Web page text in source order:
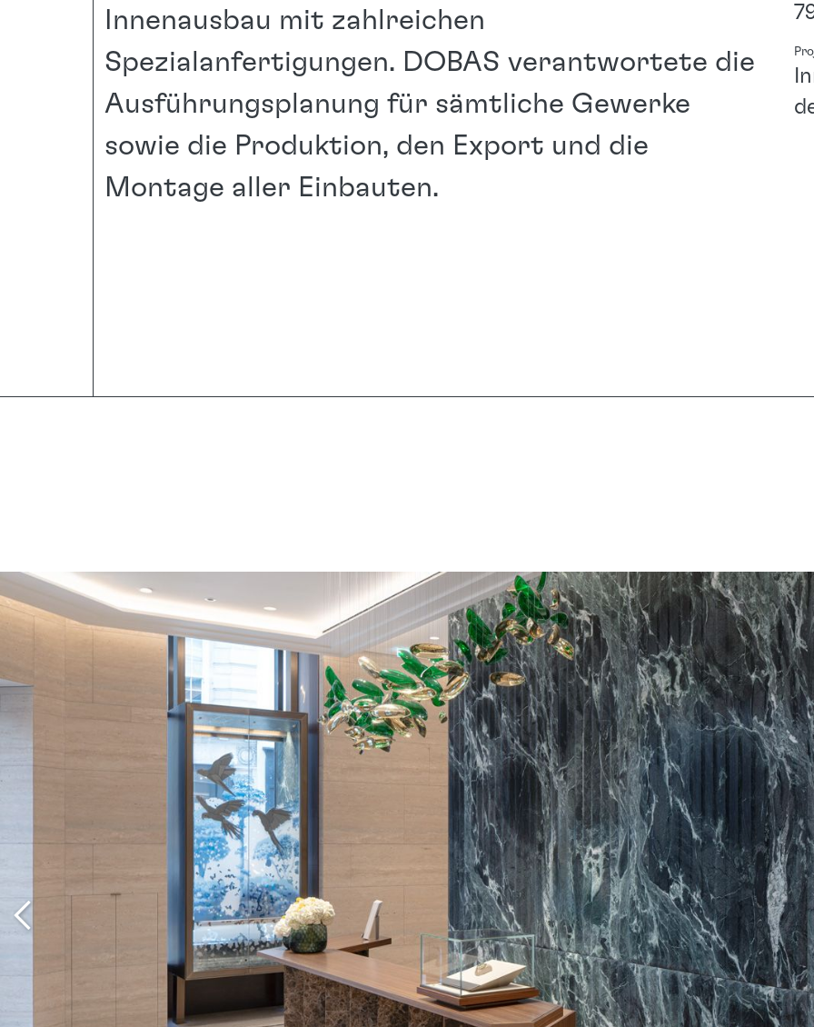
Innenausbau mit zahlreichen
Spezialanfertigungen. DOBAS verantwortete die
Ausführungsplanung für sämtliche Gewerke
sowie die Produktion, den Export und die
Montage aller Einbauten.